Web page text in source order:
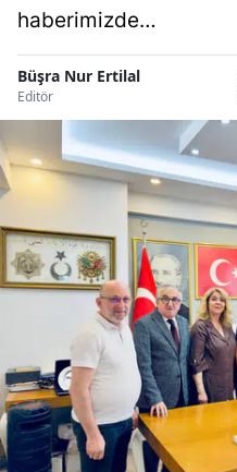
haberimizde…
Büşra Nur Ertilal
Editör